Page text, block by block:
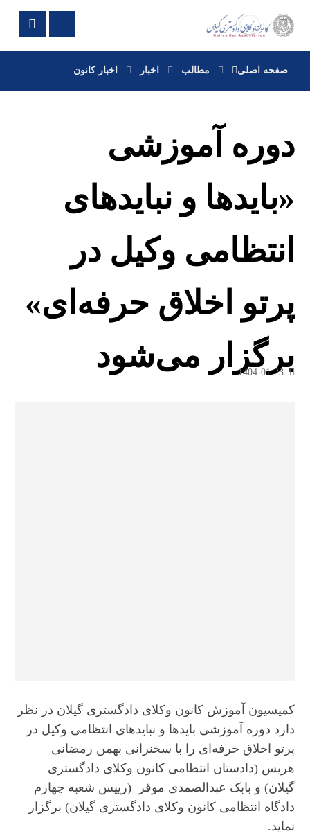
صفحه اصلی مطالب اخبار اخبار کانون
دوره آموزشی
«بایدها و نبایدهای
انتظامی وکیل در
پرتو اخلاق حرفه‌ای»
برگزار می‌شود
1404-01-23
کمیسیون آموزش کانون وکلای دادگستری گیلان در نظر
دارد دوره آموزشی بایدها و نبایدهای انتظامی وکیل در
پرتو اخلاق حرفه‌ای را با سخنرانی بهمن رمضانی
هریس (دادستان انتظامی کانون وکلای دادگستری
گیلان) و بابک عبدالصمدی موقر (رییس شعبه چهارم
دادگاه انتظامی کانون وکلای دادگستری گیلان) برگزار
نماید.